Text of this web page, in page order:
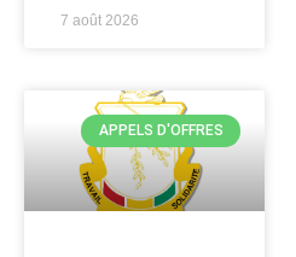
7 août 2026
APPELS D'OFFRES